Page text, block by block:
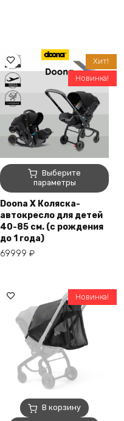
Выберите
параметры
Этот
товар
имеет
несколько
вариаций.
Опции
товара.
Хит!
Новинка!
Doona X Коляска-
автокресло для детей
40-85 см. (с рождения
до 1 года)
69999 ₽
В корзину
Новинка!